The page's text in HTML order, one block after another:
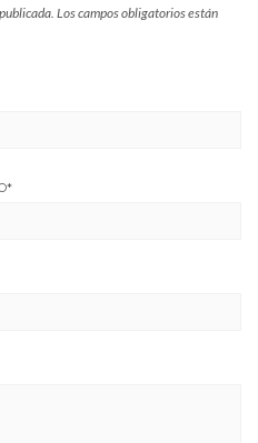
Los campos obligatorios están
*